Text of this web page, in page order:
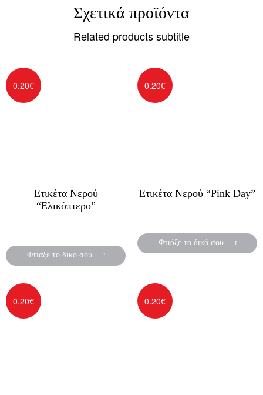
Σχετικά προϊόντα
Related products subtitle
Ετικέτα Νερού
“Ελικόπτερο”
0.20€
Φτιάξε το δικό σου
Ετικέτα Νερού “Pink Day”
0.20€
Φτιάξε το δικό σου
0.20€ 0.20€